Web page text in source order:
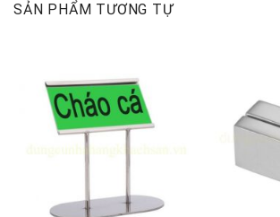
SẢN PHẨM TƯƠNG TỰ